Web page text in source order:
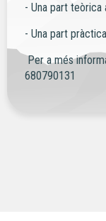
- Una part teòrica
- Una part
Per a més
680790131